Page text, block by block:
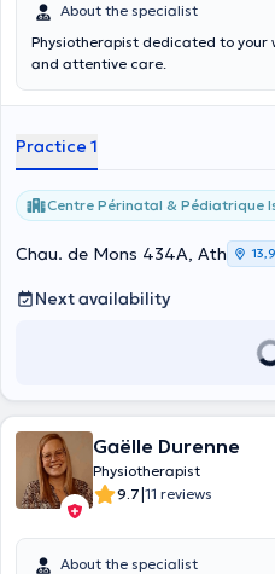
About the specialist
Physiotherapist dedicated to your
and attentive care.
Practice 1
Centre Périnatal & Pédiatrique
Chau. de Mons 434A, Ath
Next availability
Gaëlle Durenne
Physiotherapist
9.7|11 reviews
About the specialist